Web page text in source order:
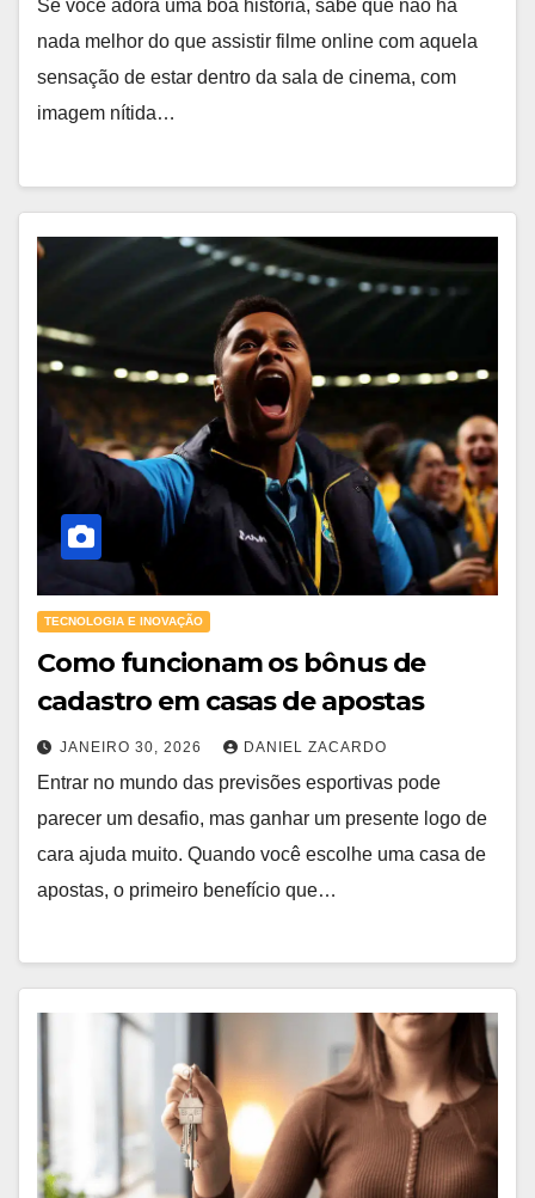
Se você adora uma boa história, sabe que não há
nada melhor do que assistir filme online com aquela
sensação de estar dentro da sala de cinema, com
imagem nítida…
TECNOLOGIA E INOVAÇÃO
Como funcionam os bônus de
cadastro em casas de apostas
JANEIRO 30, 2026 DANIEL ZACARDO
Entrar no mundo das previsões esportivas pode
parecer um desafio, mas ganhar um presente logo de
cara ajuda muito. Quando você escolhe uma casa de
apostas, o primeiro benefício que…